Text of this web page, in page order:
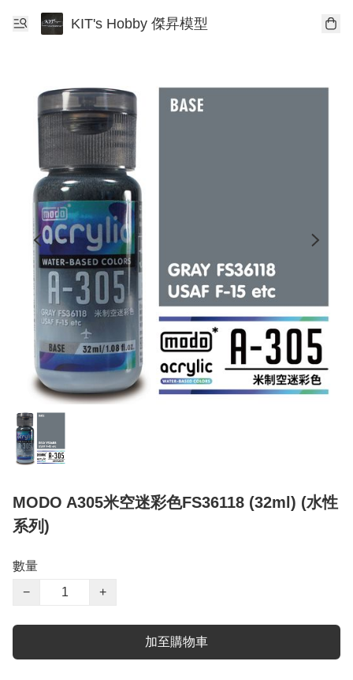
KIT's Hobby 傑昇模型
MODO A305米空迷彩色FS36118 (32ml) (水性
系列)
數量
−
+
加至購物車